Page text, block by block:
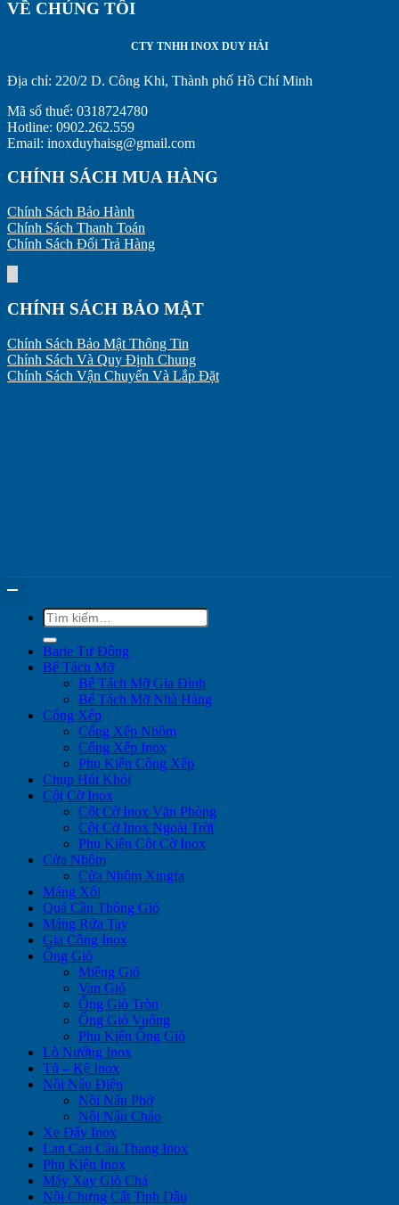
VỀ CHÚNG TÔI
CTY TNHH INOX DUY HẢI
Địa chỉ: 220/2 D. Công Khi, Thành phố Hồ Chí Minh
Mã số thuế: 0318724780
Hotline: 0902.262.559
Email: inoxduyhaisg@gmail.com
CHÍNH SÁCH MUA HÀNG
Chính Sách Bảo Hành
Chính Sách Thanh Toán
Chính Sách Đổi Trả Hàng
CHÍNH SÁCH BẢO MẬT
Chính Sách Bảo Mật Thông Tin
Chính Sách Và Quy Định Chung
Chính Sách Vận Chuyển Và Lắp Đặt
Tìm
kiếm:
Barie Tự Động
Bể Tách Mỡ
Bể Tách Mỡ Gia Đình
Bể Tách Mỡ Nhà Hàng
Cổng Xếp
Cổng Xếp Nhôm
Cổng Xếp Inox
Phụ Kiện Cổng Xếp
Chụp Hút Khói
Cột Cờ Inox
Cột Cờ Inox Văn Phòng
Cột Cờ Inox Ngoài Trời
Phụ Kiện Cột Cờ Inox
Cửa Nhôm
Cửa Nhôm Xingfa
Máng Xối
Quả Cầu Thông Gió
Máng Rửa Tay
Gia Công Inox
Ống Gió
Miệng Gió
Van Gió
Ống Gió Tròn
Ống Gió Vuông
Phụ Kiện Ống Gió
Lò Nướng Inox
Tủ – Kệ Inox
Nồi Nấu Điện
Nồi Nấu Phở
Nồi Nấu Cháo
Xe Đẩy Inox
Lan Can Cầu Thang Inox
Phụ Kiện Inox
Máy Xay Giò Chả
Nồi Chưng Cất Tinh Dầu